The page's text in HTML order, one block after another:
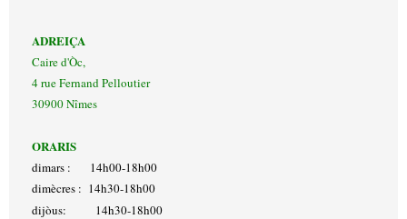
ADREIÇA
Caire d'Òc,
4 rue Fernand Pelloutier
30900 Nîmes
ORARIS
dimars : 14h00-18h00
dimècres : 14h30-18h00
dijòus: 14h30-18h00